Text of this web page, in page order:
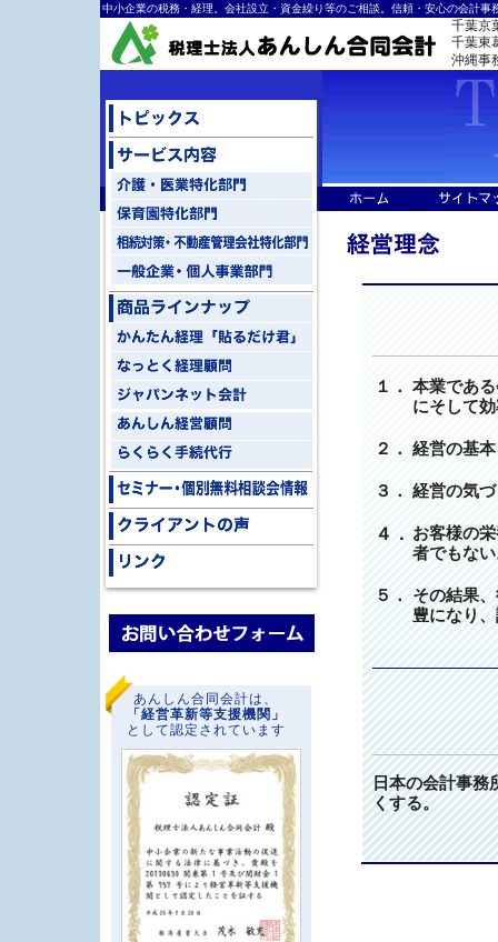
中小企業の税務・経理。会社設立・資金繰り等のご相談。信頼・安心の会計事
千葉京
千葉東
沖縄事
１．
本業であ
にそして
２． 経営の基
３． 経営の気
４． お客様の
者でもな
５．
その結果
豊になり
日本の会計事務
くする。
あんしん合同会計は、
「経営革新等支援機関」
として認定されています